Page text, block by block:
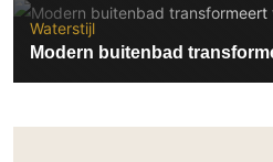
Waterstijl
Modern buitenbad